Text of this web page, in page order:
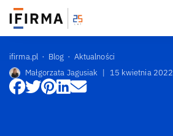
ifirma.pl Blog
Aktualności
Małgorzata Jagusiak | 15 kwietnia 2022